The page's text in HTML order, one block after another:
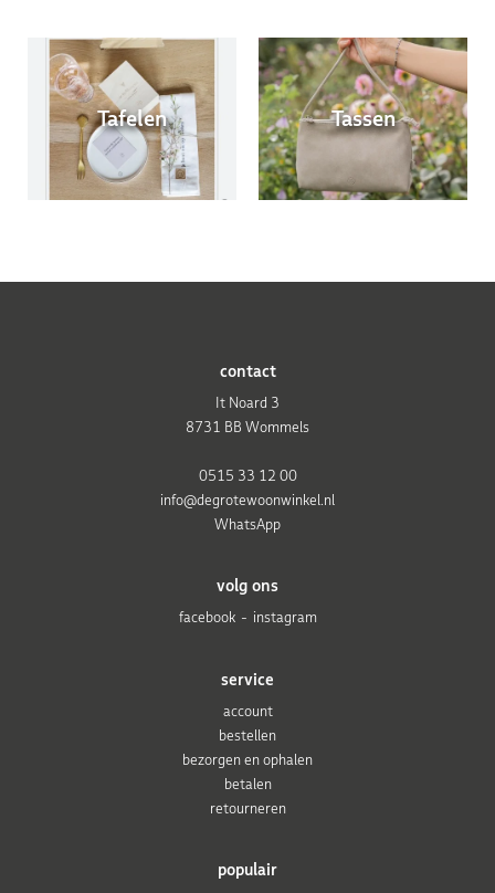
Tafelen Tassen
populair
service
account
bestellen
bezorgen en ophalen
betalen
retourneren
volg ons
facebook
instagram
contact
It Noard 3
8731 BB Wommels
0515 33 12 00
info@degrotewoonwinkel.nl
WhatsApp